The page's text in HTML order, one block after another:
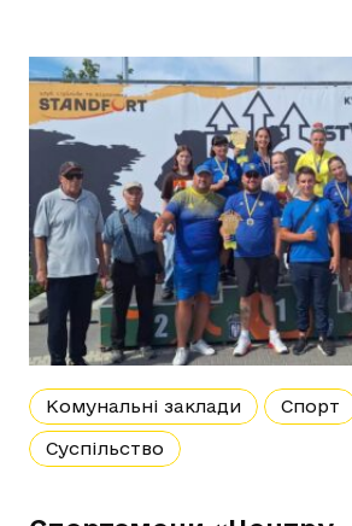
Комунальні заклади Спорт
Суспільство